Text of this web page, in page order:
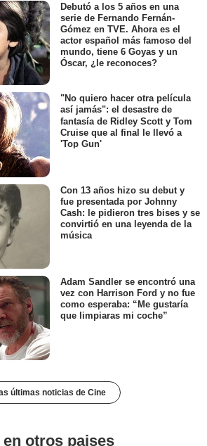
Debutó a los 5 años en una
serie de Fernando Fernán-
Gómez en TVE. Ahora es el
actor español más famoso del
mundo, tiene 6 Goyas y un
Óscar, ¿le reconoces?
"No quiero hacer otra película
así jamás": el desastre de
fantasía de Ridley Scott y Tom
Cruise que al final le llevó a
'Top Gun'
Con 13 años hizo su debut y
fue presentada por Johnny
Cash: le pidieron tres bises y se
convirtió en una leyenda de la
música
Adam Sandler se encontró una
vez con Harrison Ford y no fue
como esperaba: “Me gustaría
que limpiaras mi coche”
últimas noticias de Cine
otros paises